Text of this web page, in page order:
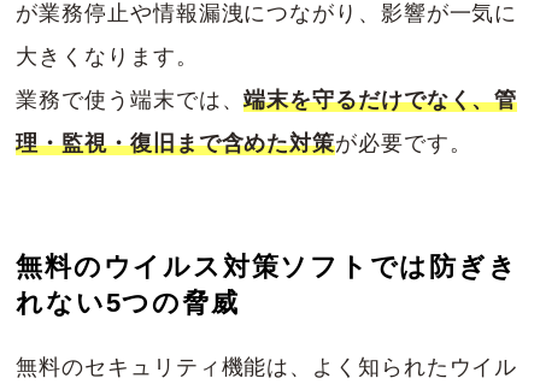
が業務停止や情報漏洩につながり、影響が一気に
大きくなります。
業務で使う端末では、端末を守るだけでなく、管
理・監視・復旧まで含めた対策が必要です。
無料のウイルス対策ソフトでは防ぎき
れない5つの脅威
無料のセキュリティ機能は、よく知られたウイル